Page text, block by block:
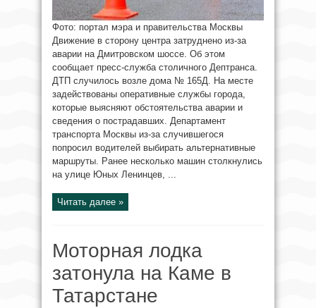
Фото: портал мэра и правительства Москвы
Движение в сторону центра затруднено из-за
аварии на Дмитровском шоссе. Об этом
сообщает пресс-служба столичного Дептранса.
ДТП случилось возле дома № 165Д. На месте
задействованы оперативные службы города,
которые выясняют обстоятельства аварии и
сведения о пострадавших. Департамент
транспорта Москвы из-за случившегося
попросил водителей выбирать альтернативные
маршруты. Ранее несколько машин столкнулись
на улице Юных Ленинцев, ...
Читать далее »
Моторная лодка
затонула на Каме в
Татарстане